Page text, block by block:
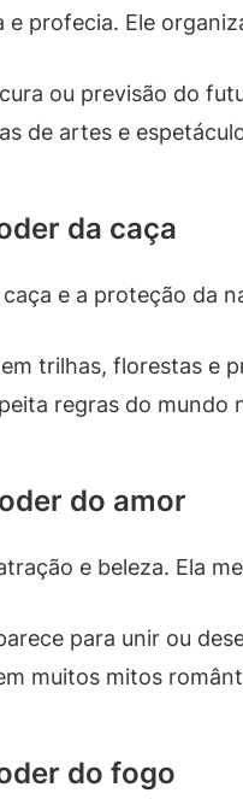
e profecia. Ele
ou previsão do
de artes e
da caça
e a proteção da
trilhas, florestas e
regras do mundo
do amor
e beleza. Ela
para unir ou
muitos mitos
do fogo